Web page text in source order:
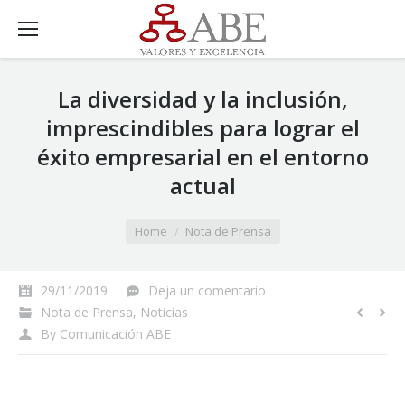
La diversidad y la inclusión,
imprescindibles para lograr el
éxito empresarial en el entorno
actual
Home Nota de Prensa
29/11/2019
Deja un comentario
Nota de Prensa, Noticias
By Comunicación ABE